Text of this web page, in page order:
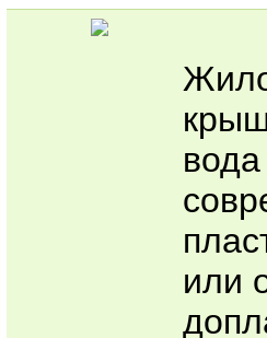
или